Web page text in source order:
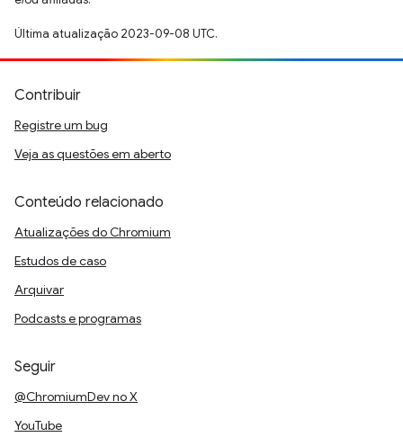
Última atualização 2023-09-08 UTC.
Contribuir
Registre um bug
Veja as questões em aberto
Conteúdo relacionado
Atualizações do Chromium
Estudos de caso
Arquivar
Podcasts e programas
Seguir
@ChromiumDev no X
YouTube